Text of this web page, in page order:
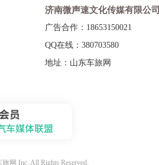
济南微声速文化传媒有限公司
广告合作：18653150021
QQ在线：380703580
地址：山东车旅网
网 Inc. All Rights Reserved.